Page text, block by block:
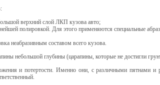
верхний слой ЛКП кузова авто;
полировкой. Для этого применяются специальные
неабразивным составом всего кузова.
небольшой глубины (царапины, которые не достигли
и потертости. Именно они, с различными пятнами и